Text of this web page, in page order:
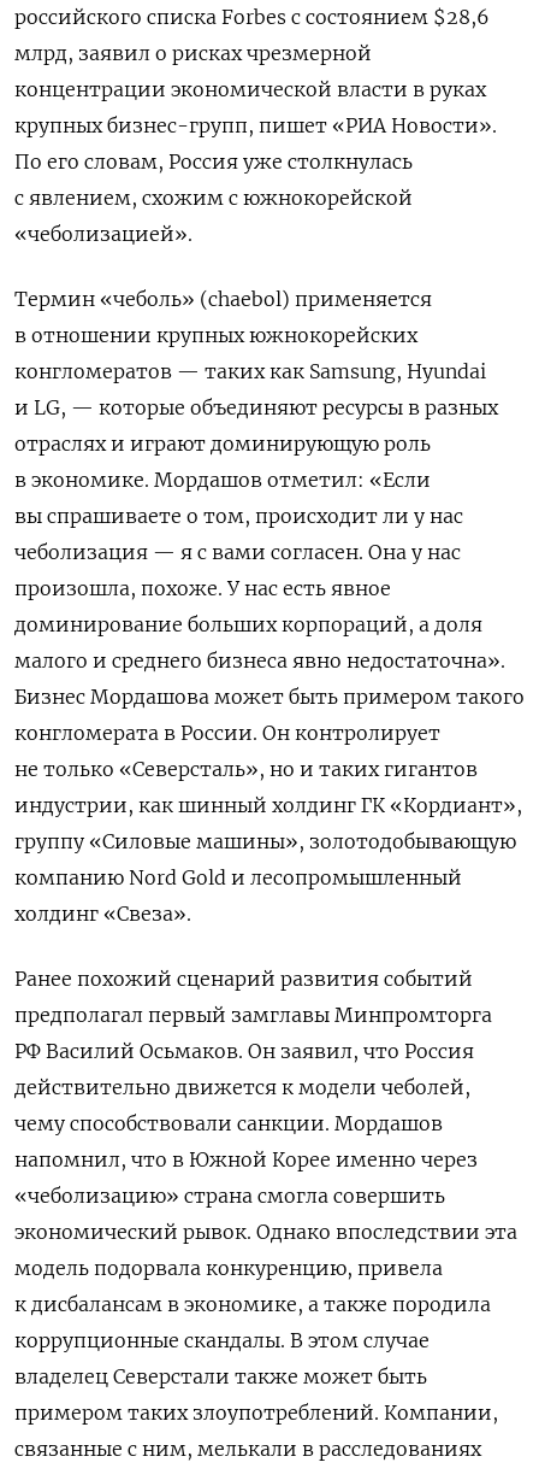
российского списка Forbes с состоянием $28,6
млрд, заявил о рисках чрезмерной
концентрации экономической власти в руках
крупных бизнес-групп, пишет «РИА Новости».
По его словам, Россия уже столкнулась
с явлением, схожим с южнокорейской
«чеболизацией».
Термин «чеболь» (chaebol) применяется
в отношении крупных южнокорейских
конгломератов — таких как Samsung, Hyundai
и LG, — которые объединяют ресурсы в разных
отраслях и играют доминирующую роль
в экономике. Мордашов отметил: «Если
вы спрашиваете о том, происходит ли у нас
чеболизация — я с вами согласен. Она у нас
произошла, похоже. У нас есть явное
доминирование больших корпораций, а доля
малого и среднего бизнеса явно недостаточна».
Бизнес Мордашова может быть примером такого
конгломерата в России. Он контролирует
не только «Северсталь», но и таких гигантов
индустрии, как шинный холдинг ГК «Кордиант»,
группу «Силовые машины», золотодобывающую
компанию Nord Gold и лесопромышленный
холдинг «Свеза».
Ранее похожий сценарий развития событий
предполагал первый замглавы Минпромторга
РФ Василий Осьмаков. Он заявил, что Россия
действительно движется к модели чеболей,
чему способствовали санкции. Мордашов
напомнил, что в Южной Корее именно через
«чеболизацию» страна смогла совершить
экономический рывок. Однако впоследствии эта
модель подорвала конкуренцию, привела
к дисбалансам в экономике, а также породила
коррупционные скандалы. В этом случае
владелец Северстали также может быть
примером таких злоупотреблений. Компании,
связанные с ним, мелькали в расследованиях